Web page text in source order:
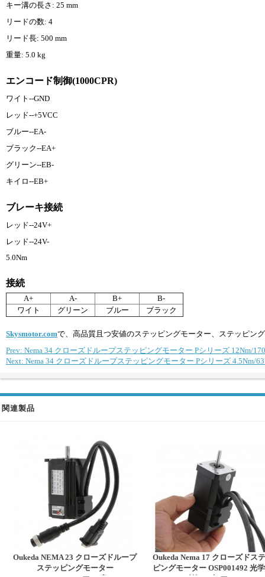
キー溝の長さ: 25 mm
リードの数: 4
リード長: 500 mm
重量: 5.0 kg
エンコード制御(1000CPR)
ワイト--GND
レッド--+5VCC
ブルー--EA-
ブラック--EA+
グリーン--EB-
キイロ--EB+
ブレーキ接続
レッド--24V+
レッド--24V-
5.0Nm
接続
A+ A- B+
B-
ワイト
グリーン ブルー ブラック
Skysmotor.comで、高品質且つ安値のステッピングモーター、ステッピン
Prev: Nema 34 クローズドループステッピングモーター Pシリーズ 12Nm/
Next: Nema 34 クローズドループステッピングモーター Pシリーズ 4.5Nm/
関連製品
Oukeda NEMA 23 クローズドループ
ステッピングモーター
Oukeda Nema 17 クローズドス
ピングモーター OSP001492 光